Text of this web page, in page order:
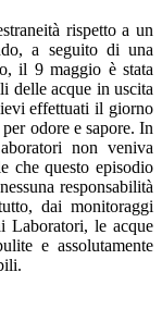
rispetto a un
a seguito di una
il 9 maggio è stata
delle acque in uscita
effettuati il giorno
odore e sapore. In
non veniva
che questo episodio
responsabilità
dai monitoraggi
Laboratori, le acque
e assolutamente